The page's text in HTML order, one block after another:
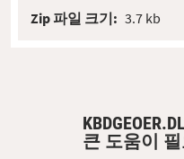
Zip 파일 크기: 3.7 kb
큰 도움이